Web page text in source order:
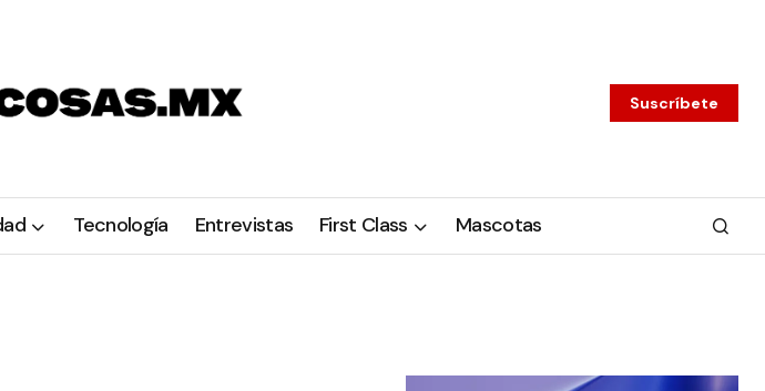
Suscríbete
Tecnología Entrevistas First Class Mascotas